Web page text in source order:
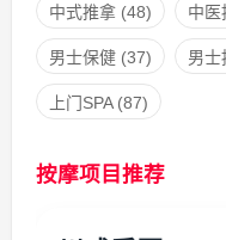
中式推拿(48) 中医
男士保健(37) 男士
上门SPA(87)
按摩项目推荐